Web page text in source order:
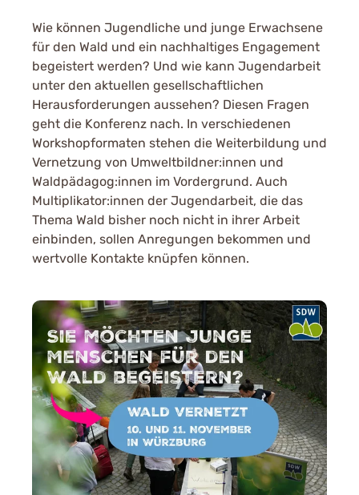
Wie können Jugendliche und junge Erwachsene
für den Wald und ein nachhaltiges Engagement
begeistert werden? Und wie kann Jugendarbeit
unter den aktuellen gesellschaftlichen
Herausforderungen aussehen? Diesen Fragen
geht die Konferenz nach. In verschiedenen
Workshopformaten stehen die Weiterbildung und
Vernetzung von Umweltbildner:innen und
Waldpädagog:innen im Vordergrund. Auch
Multiplikator:innen der Jugendarbeit, die das
Thema Wald bisher noch nicht in ihrer Arbeit
einbinden, sollen Anregungen bekommen und
wertvolle Kontakte knüpfen können.